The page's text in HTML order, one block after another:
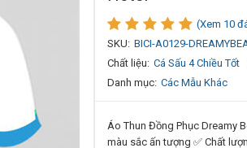
(Xem 10
SKU: BICI-A0129-
Chất liệu: Cá Sấu 4 Chiều Tốt
Danh mục: Các Mẫu Khác
Áo Thun Đồng Phục Dreamy
màu sắc ấn tượng ✅ Chất